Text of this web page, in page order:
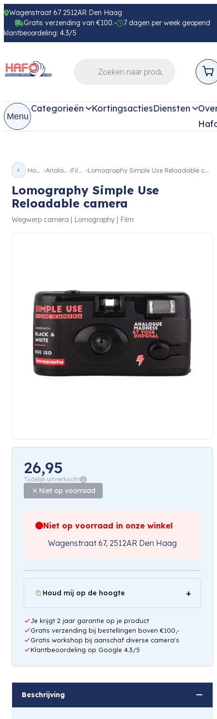
Wagenstraat 67 2512AR Den Haag
Gratis verzending van €100.-
7 dagen per week geopend
klantbeoordeling: 4.3/5
Menu
Categorieën KortingsactiesDiensten
Home Analoog Films Lomography Simple Use Reloadable camera
Lomography Simple Use
Reloadable camera
Wegwerp camera | Lomography | Film
26,95
Tijdelijk uitverkocht
Niet op voorraad
Niet op voorraad in onze winkel
Wagenstraat 67, 2512AR Den Haag
Houd mij op de hoogte
Je krijgt 2 jaar garantie op je product
Gratis verzending bij bestellingen boven €100,-
Gratis workshop bij aanschaf diverse camera's
Klantbeoordeling op Google 4.3/5
Beschrijving